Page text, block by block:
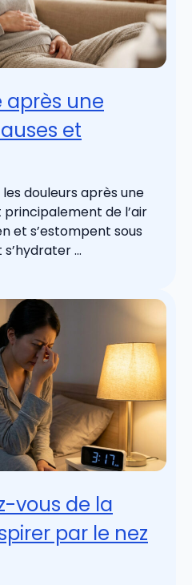
après une
et
les douleurs après une
de l’air
et s’estompent sous
...
vous de la
par le nez